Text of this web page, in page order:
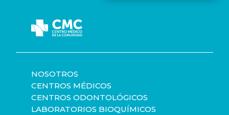
NOSOTROS
CENTROS MÉDICOS
CENTROS ODONTOLÓGICOS
LABORATORIOS BIOQUÍMICOS